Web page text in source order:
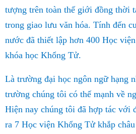
tượng trên toàn thế giới đồng thời
trong giao lưu văn hóa. Tính đến
nước đã thiết lập hơn 400 Học
khóa học Khổng Tử.
Là trường đại học ngôn ngữ hạng
trường chúng tôi có thế mạnh về
Hiện nay chúng tôi đã hợp tác với
ra 7 Học viện Khổng Tử khắp